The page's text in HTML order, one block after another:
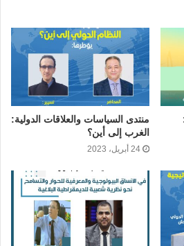
منتدى السياسات والعلاقات الدولية:
الغرب إلى أين؟
24 أبريل، 2023